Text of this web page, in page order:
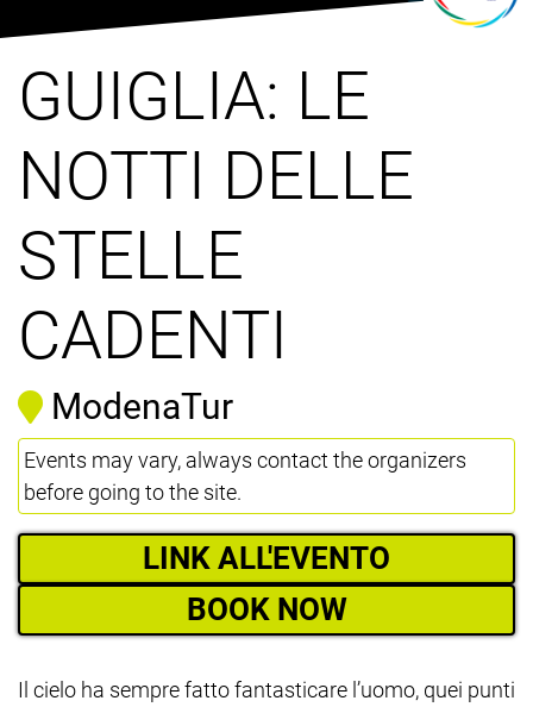
GUIGLIA: LE
NOTTI DELLE
STELLE
CADENTI
ModenaTur
Events may vary, always contact the organizers
before going to the site.
LINK ALL'EVENTO
BOOK NOW
Il cielo ha sempre fatto fantasticare l’uomo, quei punti